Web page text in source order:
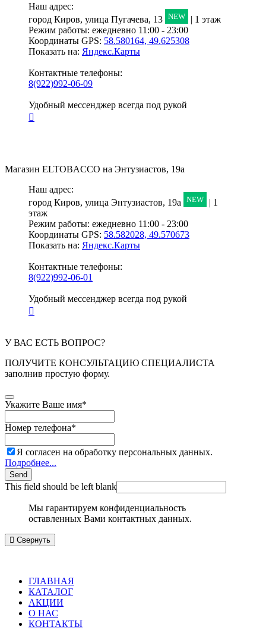
Наш адрес:
город Киров, улица Пугачева, 13 NEW
| 1 этаж
Режим работы: ежедневно 11:00 - 23:00
Координаты GPS: 58.580164, 49.625308
Показать на: Яндекс.Карты
Контактные телефоны:
8(922)992-06-09
Удобный мессенджер всегда под рукой
Магазин ELTOBACCO на Энтузиастов, 19а
Наш адрес:
город Киров, улица Энтузиастов, 19а NEW
| 1
этаж
Режим работы: ежедневно 11:00 - 23:00
Координаты GPS: 58.582028, 49.570673
Показать на: Яндекс.Карты
Контактные телефоны:
8(922)992-06-01
Удобный мессенджер всегда под рукой
У ВАС ЕСТЬ ВОПРОС?
ПОЛУЧИТЕ КОНСУЛЬТАЦИЮ СПЕЦИАЛИСТА
заполнив простую форму.
Укажите Ваше имя*
Номер телефона*
Я согласен на обработку персональных данных.
Подробнее...
Send
This field should be left blank
Мы гарантируем конфиденциальность
оставленных Вами контактных данных.
Свернуть
ГЛАВНАЯ
КАТАЛОГ
АКЦИИ
О НАС
КОНТАКТЫ